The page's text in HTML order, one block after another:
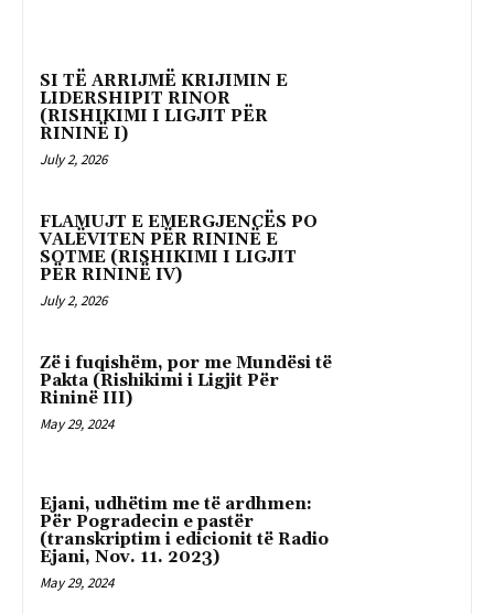
SI TË ARRIJMË KRIJIMIN E
LIDERSHIPIT RINOR
(RISHIKIMI I LIGJIT PËR
RININË I)
July 2, 2026
FLAMUJT E EMERGJENCËS PO
VALËVITEN PËR RININË E
SOTME (RISHIKIMI I LIGJIT
PËR RININË IV)
July 2, 2026
Zë i fuqishëm, por me Mundësi të
Pakta (Rishikimi i Ligjit Për
Rininë III)
May 29, 2024
Ejani, udhëtim me të ardhmen:
Për Pogradecin e pastër
(transkriptim i edicionit të Radio
Ejani, Nov. 11. 2023)
May 29, 2024